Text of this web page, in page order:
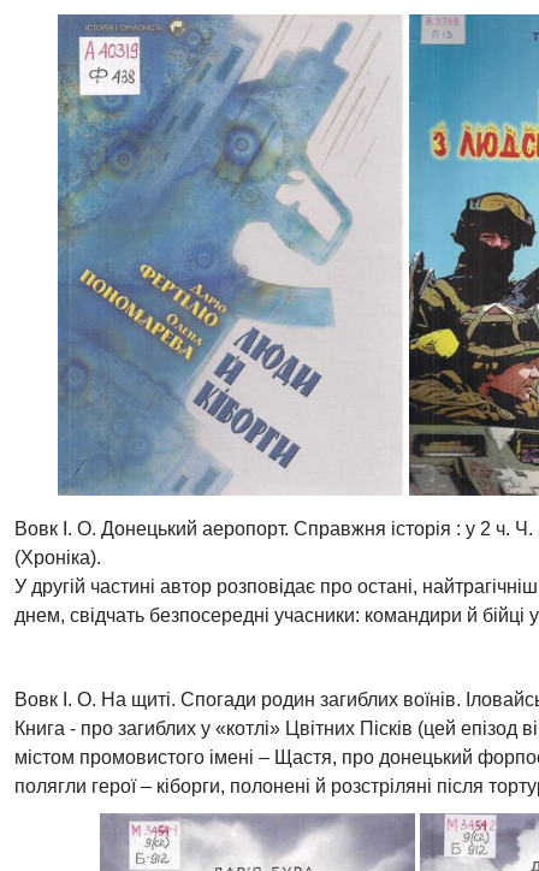
Вовк І. О. Донецький аеропорт. Справжня історія : у 2 ч.
(Хроніка).
У другій частині автор розповідає про остані,
днем, свідчать безпосередні учасники: командири й бійці
Вовк І. О. На щиті. Спогади родин загиблих воїнів.
Книга - про загиблих у «котлі» Цвітних Пісків (цей
містом промовистого імені – Щастя, про донецький
полягли герої – кіборги, полонені й розстріляні після